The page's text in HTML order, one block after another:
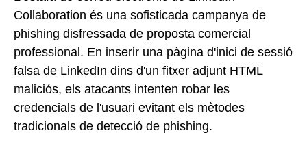
Collaboration és una sofisticada campanya de
phishing disfressada de proposta comercial
professional. En inserir una pàgina d'inici de sessió
falsa de LinkedIn dins d'un fitxer adjunt HTML
maliciós, els atacants intenten robar les
credencials de l'usuari evitant els mètodes
tradicionals de detecció de phishing.